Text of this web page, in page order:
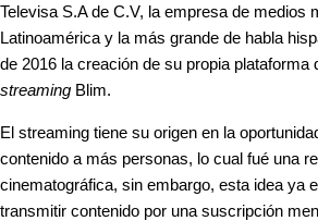
Televisa S.A de C.V, la empresa de medios
Latinoamérica y la más grande de habla
de 2016 la creación de su propia plataforma
streaming Blim.
El streaming tiene su origen en la
contenido a más personas, lo cual fué una
cinematográfica, sin embargo, esta idea ya
transmitir contenido por una suscripción